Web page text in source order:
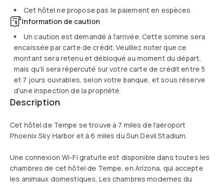
Cet hôtel ne propose pas le paiement en espèces
Information de caution
Un caution est demandé à l'arrivée. Cette somme sera
encaissée par carte de crédit. Veuillez noter que ce
montant sera retenu et débloqué au moment du départ,
mais qu'il sera répercuté sur votre carte de crédit entre 5
et 7 jours ouvrables, selon votre banque, et sous réserve
d'une inspection de la propriété.
Description
Cet hôtel de Tempe se trouve à 7 miles de l'aéroport
Phoenix Sky Harbor et à 6 miles du Sun Devil Stadium.
Une connexion Wi-Fi gratuite est disponible dans toutes les
chambres de cet hôtel de Tempe, en Arizona, qui accepte
les animaux domestiques. Les chambres modernes du